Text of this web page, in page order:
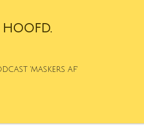
HOOFD.
'MASKERS AF'